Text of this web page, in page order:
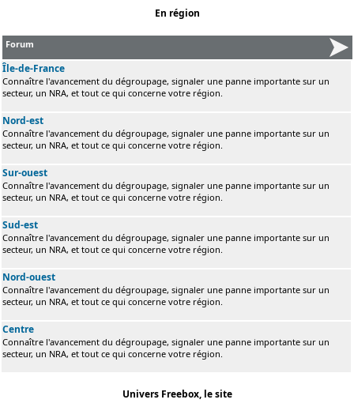
En région
Forum
Île-de-France
Connaître l'avancement du dégroupage, signaler une panne importante sur un
secteur, un NRA, et tout ce qui concerne votre région.
Nord-est
Connaître l'avancement du dégroupage, signaler une panne importante sur un
secteur, un NRA, et tout ce qui concerne votre région.
Sur-ouest
Connaître l'avancement du dégroupage, signaler une panne importante sur un
secteur, un NRA, et tout ce qui concerne votre région.
Sud-est
Connaître l'avancement du dégroupage, signaler une panne importante sur un
secteur, un NRA, et tout ce qui concerne votre région.
Nord-ouest
Connaître l'avancement du dégroupage, signaler une panne importante sur un
secteur, un NRA, et tout ce qui concerne votre région.
Centre
Connaître l'avancement du dégroupage, signaler une panne importante sur un
secteur, un NRA, et tout ce qui concerne votre région.
Univers Freebox, le site